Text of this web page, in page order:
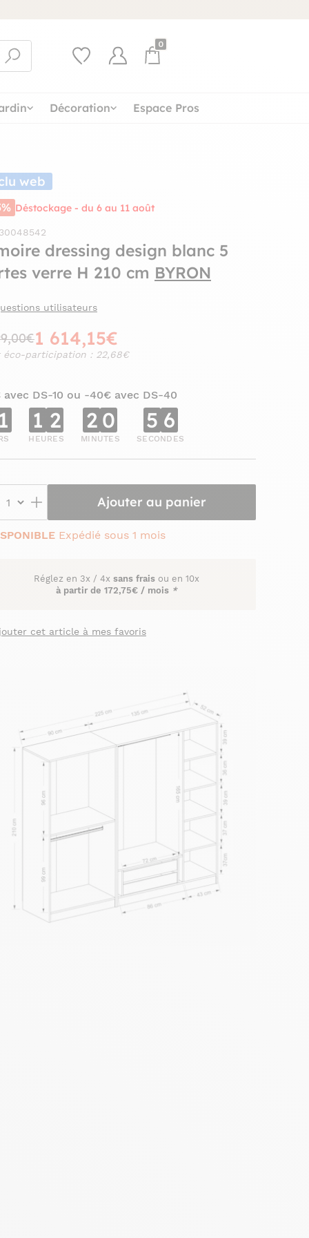
0
Décoration Espace Pros
web
Déstockage - du 6 au 11 août
dressing design blanc 5
verre H 210 cm BYRON
utilisateurs
1 614,15€
éco-participation : 22,68€
avec DS-10 ou -40€ avec DS-40
1 1 2
HEURES
2 0
MINUTES
5 5
SECONDES
Ajouter au panier
Expédié sous 1 mois
Réglez en 3x / 4x sans frais ou en 10x
à partir de 172,75€ / mois *
cet article à mes favoris